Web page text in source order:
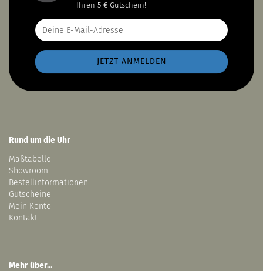
Ihren 5 € Gutschein!
Rund um die Uhr
Maßtabelle
Showroom
Bestellinformationen
Gutscheine
Mein Konto
Kontakt
Mehr über...